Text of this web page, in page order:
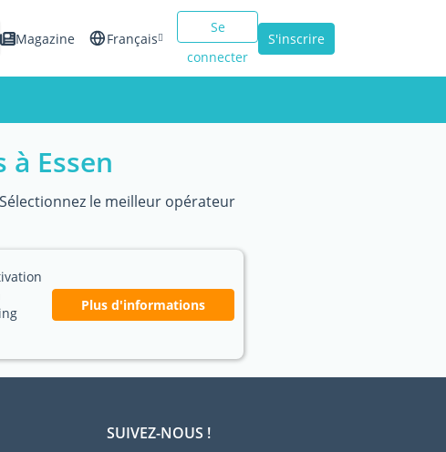
Magazine Français
Italiano
Se
connecter
S'inscrire
Essen
le meilleur opérateur
Plus d'informations
SUIVEZ-NOUS !